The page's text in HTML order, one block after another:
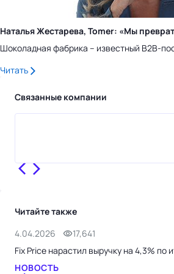
Наталья Жестарева, Tomer: «Мы
Шоколадная фабрика – известный B2B-
Читать
Связанные компании
Читайте также
4.04.2026
17,641
Fix Price нарастил выручку на 4,3% по
НОВОСТЬ